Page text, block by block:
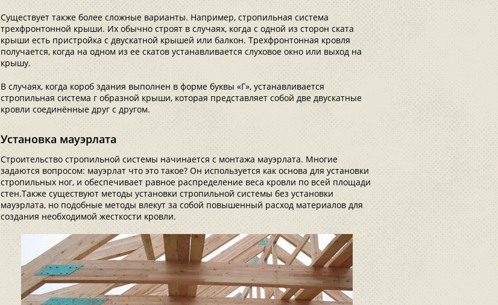
Существует также более сложные варианты. Например, стропильная система
трехфронтонной крыши. Их обычно строят в случаях, когда с одной из сторон ската
крыши есть пристройка с двускатной крышей или балкон. Трехфронтонная кровля
получается, когда на одном из ее скатов устанавливается слуховое окно или выход на
крышу.
В случаях, когда короб здания выполнен в форме буквы «Г», устанавливается
стропильная система г образной крыши, которая представляет собой две двускатные
кровли соединённые друг с другом.
Установка мауэрлата
Строительство стропильной системы начинается с монтажа мауэрлата. Многие
задаются вопросом: мауэрлат что это такое? Он используется как основа для установки
стропильных ног, и обеспечивает равное распределение веса кровли по всей площади
стен.Также существуют методы установки стропильной системы без установки
мауэрлата, но подобные методы влекут за собой повышенный расход материалов для
создания необходимой жесткости кровли.